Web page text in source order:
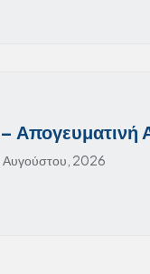
Αυγούστου, 2026